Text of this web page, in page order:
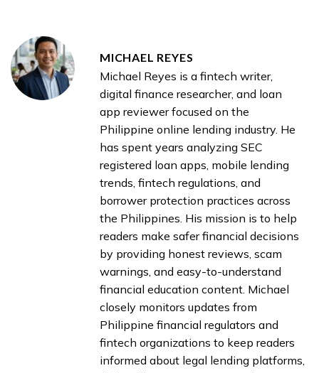
MICHAEL REYES
Michael Reyes is a fintech writer,
digital finance researcher, and loan
app reviewer focused on the
Philippine online lending industry. He
has spent years analyzing SEC
registered loan apps, mobile lending
trends, fintech regulations, and
borrower protection practices across
the Philippines. His mission is to help
readers make safer financial decisions
by providing honest reviews, scam
warnings, and easy-to-understand
financial education content. Michael
closely monitors updates from
Philippine financial regulators and
fintech organizations to keep readers
informed about legal lending platforms,